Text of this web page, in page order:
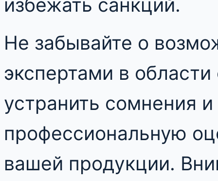
Не забывайте о
экспертами в
устранить сомнения и
профессиональную
вашей продукции.